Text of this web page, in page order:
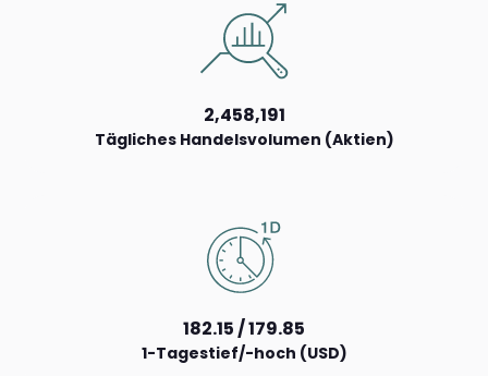
2,458,191
Tägliches Handelsvolumen (Aktien)
182.15 / 179.85
1-Tagestief/-hoch (USD)